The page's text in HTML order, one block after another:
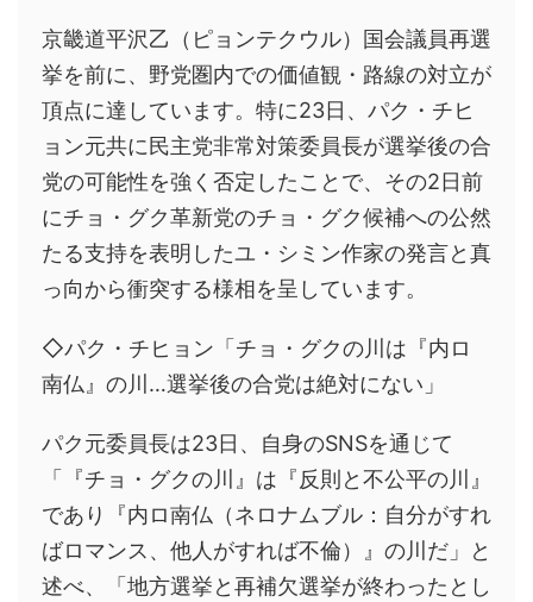
京畿道平沢乙（ピョンテクウル）国会議員再選
挙を前に、野党圏内での価値観・路線の対立が
頂点に達しています。特に23日、パク・チヒ
ョン元共に民主党非常対策委員長が選挙後の合
党の可能性を強く否定したことで、その2日前
にチョ・グク革新党のチョ・グク候補への公然
たる支持を表明したユ・シミン作家の発言と真
っ向から衝突する様相を呈しています。
◇パク・チヒョン「チョ・グクの川は『内ロ
南仏』の川…選挙後の合党は絶対にない」
パク元委員長は23日、自身のSNSを通じて
「『チョ・グクの川』は『反則と不公平の川』
であり『内ロ南仏（ネロナムブル：自分がすれ
ばロマンス、他人がすれば不倫）』の川だ」と
述べ、「地方選挙と再補欠選挙が終わったとし